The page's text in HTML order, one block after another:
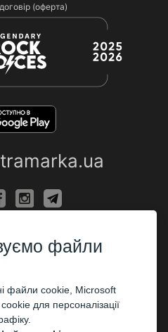
(оферта)
Каси
файли
файли cookie, Microsoft
для персоналізації